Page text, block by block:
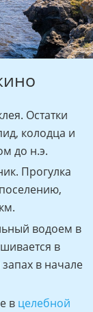
Остатки
колодца и
до н.э.
Прогулка
водоем в
в
в начале
в целебной